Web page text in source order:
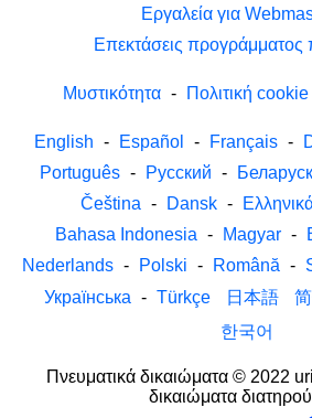
Εργαλεία για
Επεκτάσεις προγράμματος
Μυστικότητα - Πολιτική cookie
English - Español - Français -
Português - Русский -
Čeština - Dansk -
Bahasa Indonesia - Magyar -
Nederlands - Polski - Română -
Українська - Türkçe 日本語
한국어
Πνευματικά δικαιώματα © 2022
δικαιώματα